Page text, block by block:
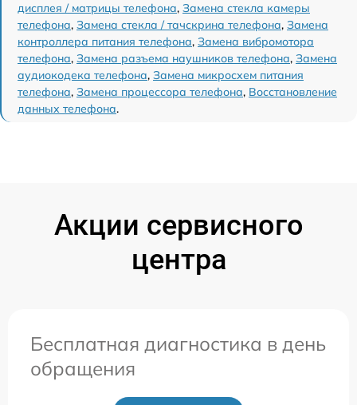
дисплея / матрицы телефона, Замена стекла камеры
телефона, Замена стекла / тачскрина телефона, Замена
контроллера питания телефона, Замена вибромотора
телефона, Замена разъема наушников телефона, Замена
аудиокодека телефона, Замена микросхем питания
телефона, Замена процессора телефона, Восстановление
данных телефона.
Акции сервисного
центра
Бесплатная диагностика в день
обращения